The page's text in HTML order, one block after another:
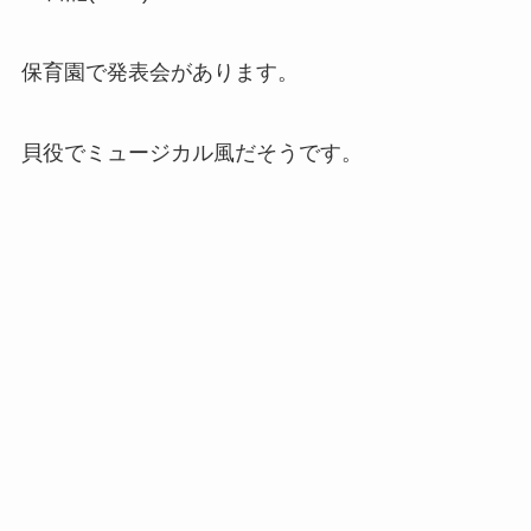
保育園で発表会があります。
貝役でミュージカル風だそうです。